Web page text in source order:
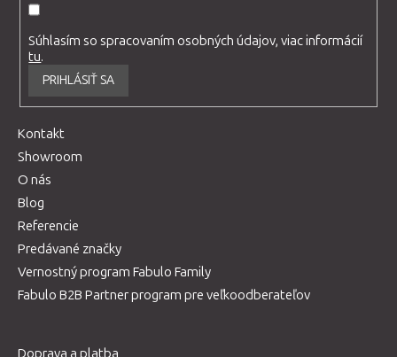
Súhlasím so spracovaním osobných údajov, viac informácií
tu.
PRIHLÁSIŤ SA
Kontakt
Showroom
O nás
Blog
Referencie
Predávané značky
Vernostný program Fabulo Family
Fabulo B2B Partner program pre veľkoodberateľov
Doprava a platba